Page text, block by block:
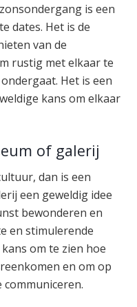
is een
dates. Het is de
van de
rustig met elkaar te
Het is een
kans om elkaar
of galerij
dan is een
een geweldig idee
bewonderen en
en stimulerende
om te zien hoe
en om op